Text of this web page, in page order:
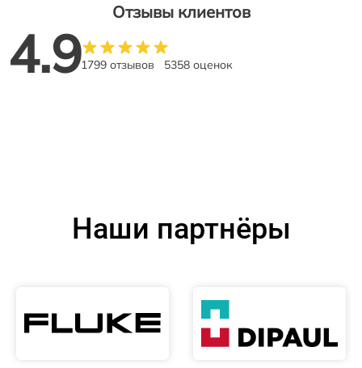
Отзывы клиентов
4.91799 отзывов 5358 оценок
Наши партнёры